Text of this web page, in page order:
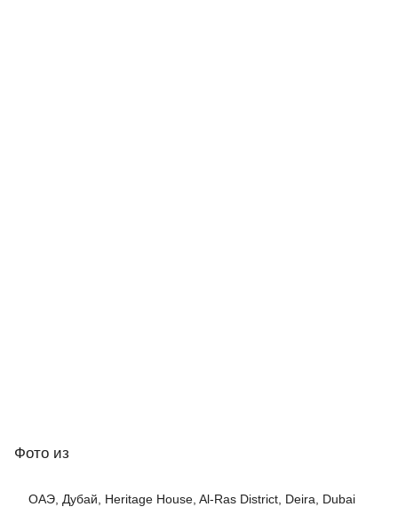
Фото из
ОАЭ, Дубай, Heritage House, Al-Ras District, Deira, Dubai